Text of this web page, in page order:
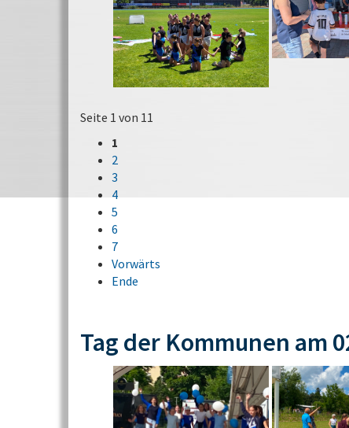
Seite 1 von 11
1
2
3
4
5
6
7
Vorwärts
Ende
Tag der Kommunen am